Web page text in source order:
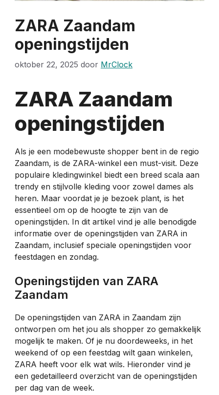
ZARA Zaandam
openingstijden
oktober 22, 2025 door MrClock
ZARA Zaandam
openingstijden
Als je een modebewuste shopper bent in de regio
Zaandam, is de ZARA-winkel een must-visit. Deze
populaire kledingwinkel biedt een breed scala aan
trendy en stijlvolle kleding voor zowel dames als
heren. Maar voordat je je bezoek plant, is het
essentieel om op de hoogte te zijn van de
openingstijden. In dit artikel vind je alle benodigde
informatie over de openingstijden van ZARA in
Zaandam, inclusief speciale openingstijden voor
feestdagen en zondag.
Openingstijden van ZARA
Zaandam
De openingstijden van ZARA in Zaandam zijn
ontworpen om het jou als shopper zo gemakkelijk
mogelijk te maken. Of je nu doordeweeks, in het
weekend of op een feestdag wilt gaan winkelen,
ZARA heeft voor elk wat wils. Hieronder vind je
een gedetailleerd overzicht van de openingstijden
per dag van de week.